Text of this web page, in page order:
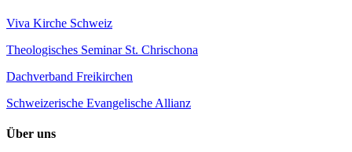
Viva Kirche Schweiz
Theologisches Seminar St. Chrischona
Dachverband Freikirchen
Schweizerische Evangelische Allianz
Über uns